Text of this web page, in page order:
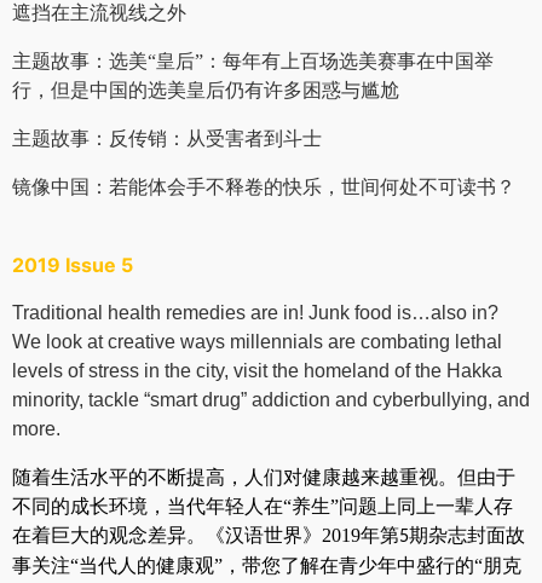
遮挡在主流视线之外
主题故事： 选美“皇后”：每年有上百场选美赛事在中国举
行，但是中国的选美皇后仍有许多困惑与尴尬
主题故事： 反传销：从受害者到斗士
镜像中国： 若能体会手不释卷的快乐，世间何处不可读书？
2019 Issue 5
Traditional health remedies are in! Junk food is…also in?
We look at creative ways millennials are combating lethal
levels of stress in the city, visit the homeland of the Hakka
minority, tackle “smart drug” addiction and cyberbullying, and
more.
随着生活水平的不断提高，人们对健康越来越重视。但由于
不同的成长环境，当代年轻人在“养生”问题上同上一辈人存
在着巨大的观念差异。《汉语世界》2019年第5期杂志封面故
事关注“当代人的健康观”，带您了解在青少年中盛行的“朋克